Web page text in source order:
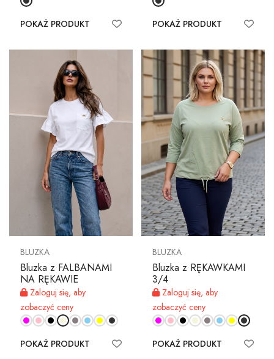
POKAŻ PRODUKT POKAŻ PRODUKT
BLUZKA
Bluzka z FALBANAMI
NA RĘKAWIE
Zaloguj się, aby
zobaczyć ceny
POKAŻ PRODUKT
BLUZKA
Bluzka z RĘKAWKAMI
3/4
Zaloguj się, aby
zobaczyć ceny
POKAŻ PRODUKT